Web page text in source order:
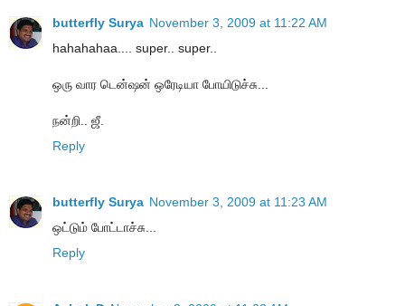
butterfly Surya November 3, 2009 at 11:22 AM
hahahahaa.... super.. super..
ஒரு வார டென்ஷன் ஒரேடியா போயிடுச்சு...
நன்றி.. ஜீ.
Reply
butterfly Surya November 3, 2009 at 11:23 AM
ஒட்டும் போட்டாச்சு...
Reply